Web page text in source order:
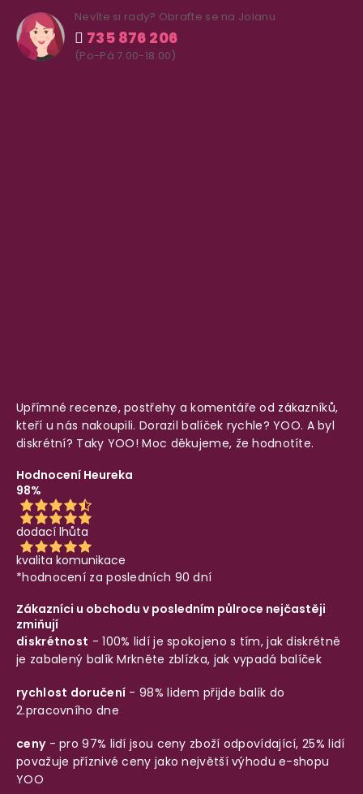
Nevíte si rady? Obraťte se na Jolanu
735 876 206
(Po-Pá 7.00-18.00)
Upřímné recenze, postřehy a komentáře od zákazníků,
kteří u nás nakoupili. Dorazil balíček rychle? YOO. A byl
diskrétní? Taky YOO! Moc děkujeme, že hodnotíte.
Hodnocení Heureka
98%
dodací lhůta
kvalita komunikace
*hodnocení za posledních 90 dní
Zákazníci u obchodu v posledním půlroce nejčastěji
zmiňují
diskrétnost - 100% lidí je spokojeno s tím, jak diskrétně
je zabalený balíkMrkněte zblízka, jak vypadá balíček
rychlost doručení - 98% lidem přijde balík do
2.pracovního dne
ceny- pro 97% lidí jsou ceny zboží odpovídající, 25% lidí
považuje příznivé ceny jako největší výhodu e-shopu
YOO